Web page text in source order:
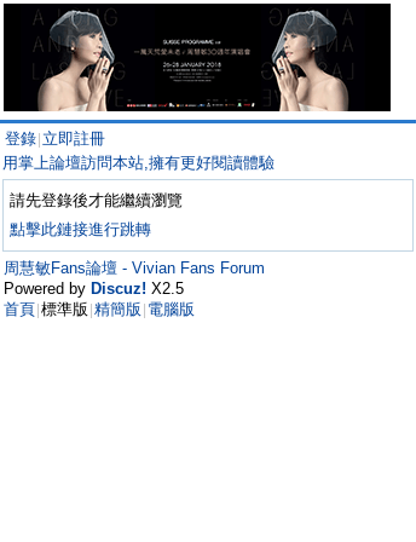
登錄 立即註冊
用掌上論壇訪問本站,擁有更好閱讀體驗
請先登錄後才能繼續瀏覽
點擊此鏈接進行跳轉
周慧敏Fans論壇 - Vivian Fans Forum
Powered by Discuz! X2.5
首頁 標準版 精簡版 電腦版